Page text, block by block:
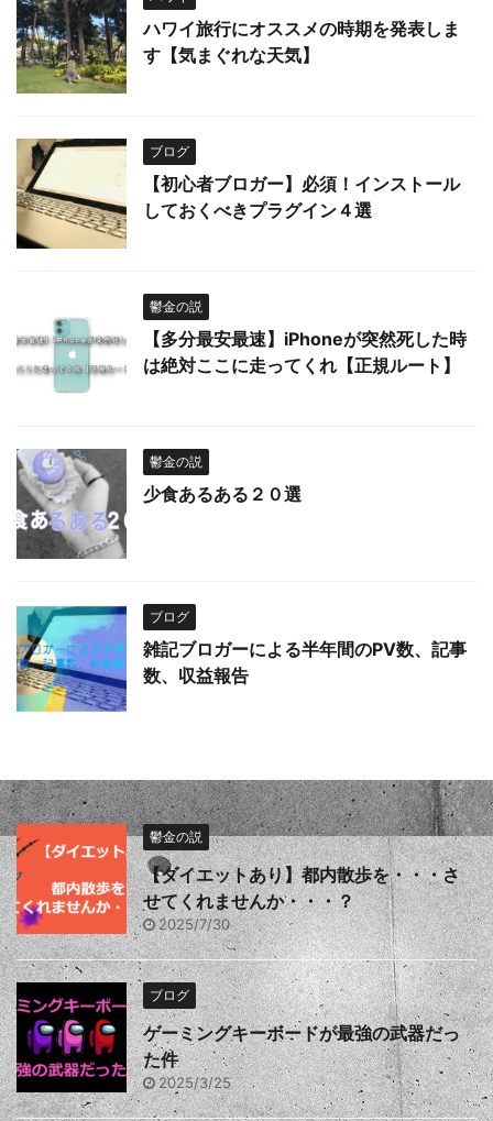
ハワイ旅行にオススメの時期を発表しま
す【気まぐれな天気】
ブログ
【初心者ブロガー】必須！インストール
しておくべきプラグイン４選
鬱金の説
【多分最安最速】iPhoneが突然死した時
は絶対ここに走ってくれ【正規ルート】
鬱金の説
少食あるある２０選
ブログ
雑記ブロガーによる半年間のPV数、記事
数、収益報告
鬱金の説
【ダイエットあり】都内散歩を・・・さ
せてくれませんか・・・？
2025/7/30
ブログ
ゲーミングキーボードが最強の武器だっ
た件
2025/3/25